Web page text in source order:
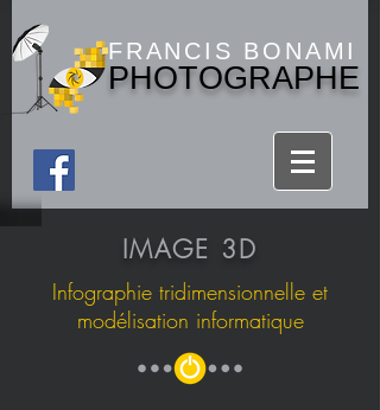
FRANCIS BONAMI
PHOTOGRAPHE
IMAGE 3D
Infographie tridimensionnelle et
modélisation informatique